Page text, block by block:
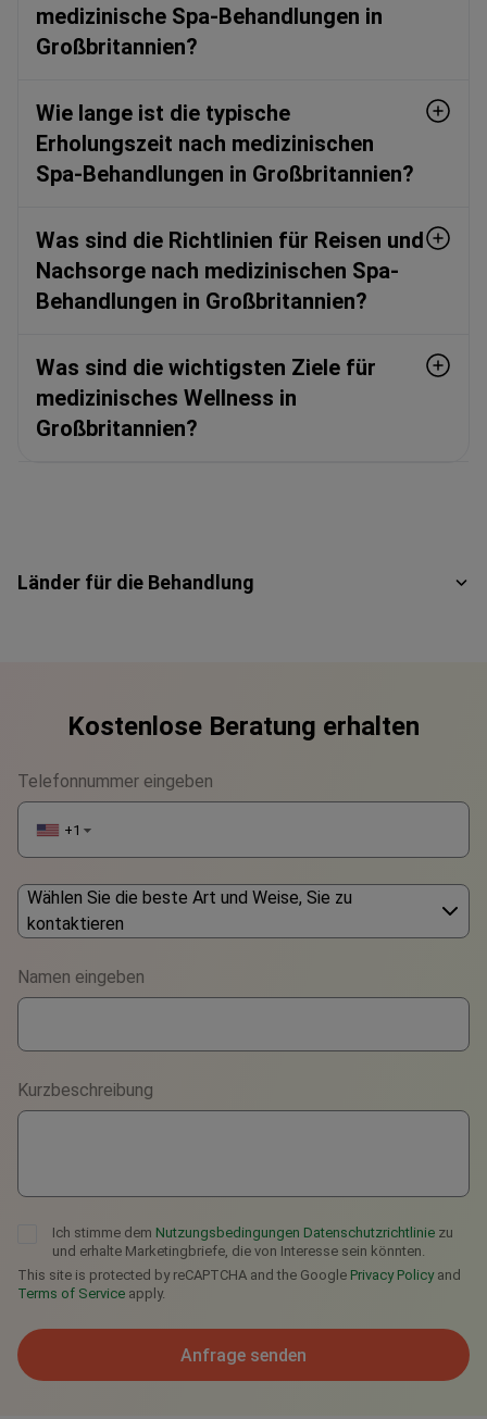
medizinische Spa-Behandlungen in
Großbritannien?
Wie lange ist die typische
Erholungszeit nach medizinischen
Spa-Behandlungen in Großbritannien?
Was sind die Richtlinien für Reisen und
Nachsorge nach medizinischen Spa-
Behandlungen in Großbritannien?
Was sind die wichtigsten Ziele für
medizinisches Wellness in
Großbritannien?
Länder für die Behandlung
Kostenlose Beratung erhalten
Telefonnummer eingeben
+1 ▼
Wählen Sie die beste Art und Weise, Sie zu
kontaktieren
WhatsApp
Viber
Telegram
Namen eingeben
Kurzbeschreibung
Ich stimme dem Nutzungsbedingungen Datenschutzrichtlinie zu
und erhalte Marketingbriefe, die von Interesse sein könnten.
This site is protected by reCAPTCHA and the Google Privacy Policyand
Terms of Service apply.
Anfrage senden